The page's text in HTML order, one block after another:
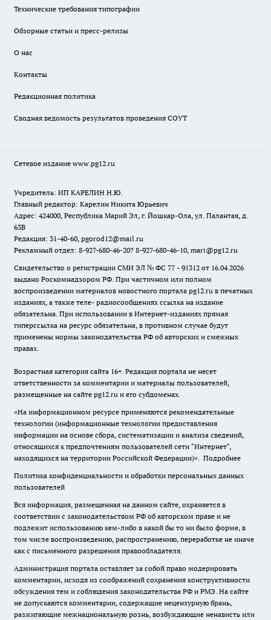
Технические требования типографии
Обзорные статьи и пресс-релизы
О нас
Контакты
Редакционная политика
Сводная ведомость результатов проведения СОУТ
Сетевое издание www.pg12.ru
Учредитель: ИП КАРЕЛИН Н.Ю.
Главный редактор: Карелин Никита Юрьевич
Адрес: 424000, Республика Марий Эл, г. Йошкар-Ола, ул. Палантая, д.
63В
Редакция: 31-40-60, pgorod12@mail.ru
Рекламный отдел: 8-927-680-46-20? 8-927-680-46-10, mari@pg12.ru
Свидетельство о регистрации СМИ ЭЛ № ФС 77 - 91312 от 16.04.2026
выдано Роскомнадзором РФ. При частичном или полном
воспроизведении материалов новостного портала pg12.ru в печатных
изданиях, а также теле- радиосообщениях ссылка на издание
обязательна. При использовании в Интернет-изданиях прямая
гиперссылка на ресурс обязательна, в противном случае будут
применены нормы законодательства РФ об авторских и смежных
правах.
Возрастная категория сайта 16+. Редакция портала не несет
ответственности за комментарии и материалы пользователей,
размещенные на сайте pg12.ru и его субдоменах.
«На информационном ресурсе применяются рекомендательные
технологии (информационные технологии предоставления
информации на основе сбора, систематизации и анализа сведений,
относящихся к предпочтениям пользователей сети "Интернет",
находящихся на территории Российской Федерации)». Подробнее
Политика конфиденциальности и обработки персональных данных
пользователей
Вся информация, размещенная на данном сайте, охраняется в
соответствии с законодательством РФ об авторском праве и не
подлежит использованию кем-либо в какой бы то ни было форме, в
том числе воспроизведению, распространению, переработке не иначе
как с письменного разрешения правообладателя.
Администрация портала оставляет за собой право модерировать
комментарии, исходя из соображений сохранения конструктивности
обсуждения тем и соблюдения законодательства РФ и РМЭ. На сайте
не допускаются комментарии, содержащие нецензурную брань,
разжигающие межнациональную рознь, возбуждающие ненависть или